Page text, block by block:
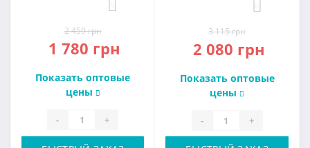
2 459 грн
1 780 грн
Показать оптовые
цены
- +
3 115 грн
2 080 грн
Показать оптовые
цены
- +